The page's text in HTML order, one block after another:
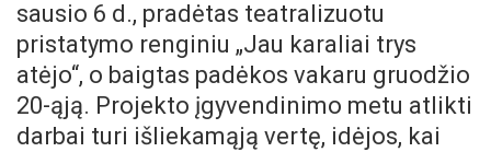
sausio 6 d., pradėtas teatralizuotu
pristatymo renginiu „Jau karaliai trys
atėjo“, o baigtas padėkos vakaru gruodžio
20-ąją. Projekto įgyvendinimo metu atlikti
darbai turi išliekamąją vertę, idėjos, kai